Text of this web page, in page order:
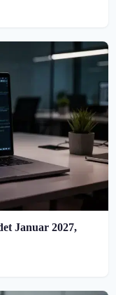
Januar 2027,